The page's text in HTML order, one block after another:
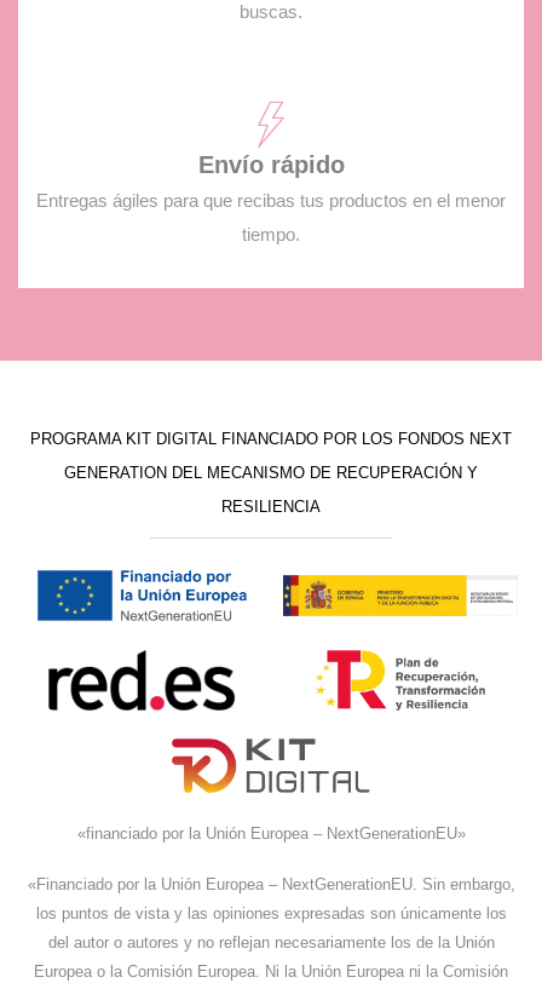
buscas.
Envío rápido
Entregas ágiles para que recibas tus productos en el menor
tiempo.
PROGRAMA KIT DIGITAL FINANCIADO POR LOS FONDOS NEXT
GENERATION DEL MECANISMO DE RECUPERACIÓN Y
RESILIENCIA
«financiado por la Unión Europea – NextGenerationEU»
«Financiado por la Unión Europea – NextGenerationEU. Sin embargo,
los puntos de vista y las opiniones expresadas son únicamente los
del autor o autores y no reflejan necesariamente los de la Unión
Europea o la Comisión Europea. Ni la Unión Europea ni la Comisión